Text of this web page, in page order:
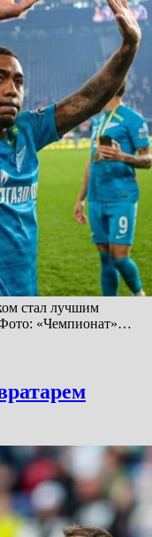
стал лучшим
«Чемпионат»…